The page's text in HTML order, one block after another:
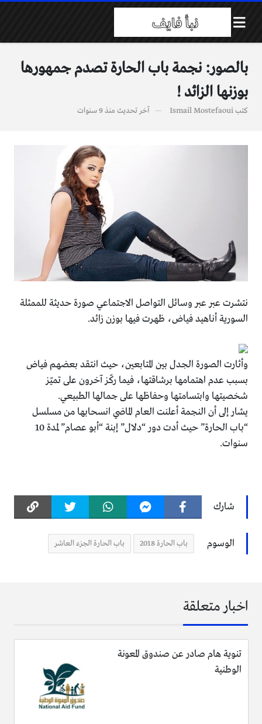
بالصور: نجمة باب الحارة تصدم جمهورها
بوزنها الزائد !
كتبIsmail Mostefaoui آخر تحديث منذ 9 سنوات
نتشرت عبر عبر وسائل التواصل الاجتماعي صورة حديثة للممثلة
السورية أناهيد فياض، ظهرت فيها بوزن زائد.
وأثارت الصورة الجدل بين المتابعين، حيث انتقد بعضهم فياض
بسبب عدم اهتمامها برشاقتها، فيما ركّز آخرون على تميّز
شخصيتها وابتسامتها وحفاظها على جمالها الطبيعي.
يشار إلى أن النجمة أعلنت العام الماضي انسحابها من مسلسل
“باب الحارة” حيث أدت دور “دلال” إبنة “أبو عصام” لمدة 10
سنوات.
شارك
الوسوم باب الحارة 2018 باب الحارة الجزء العاشر
اخبار متعلقة
تنوية هام صادر عن صندوق المعونة
الوطنية